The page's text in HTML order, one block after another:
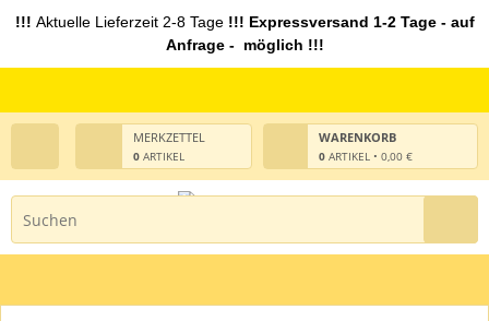
!!! Aktuelle Lieferzeit 2-8 Tage !!! Expressversand 1-2 Tage - auf
Anfrage - möglich !!!
WARENKORB
0 ARTIKEL • 0,00 €
MERKZETTEL
0 ARTIKEL